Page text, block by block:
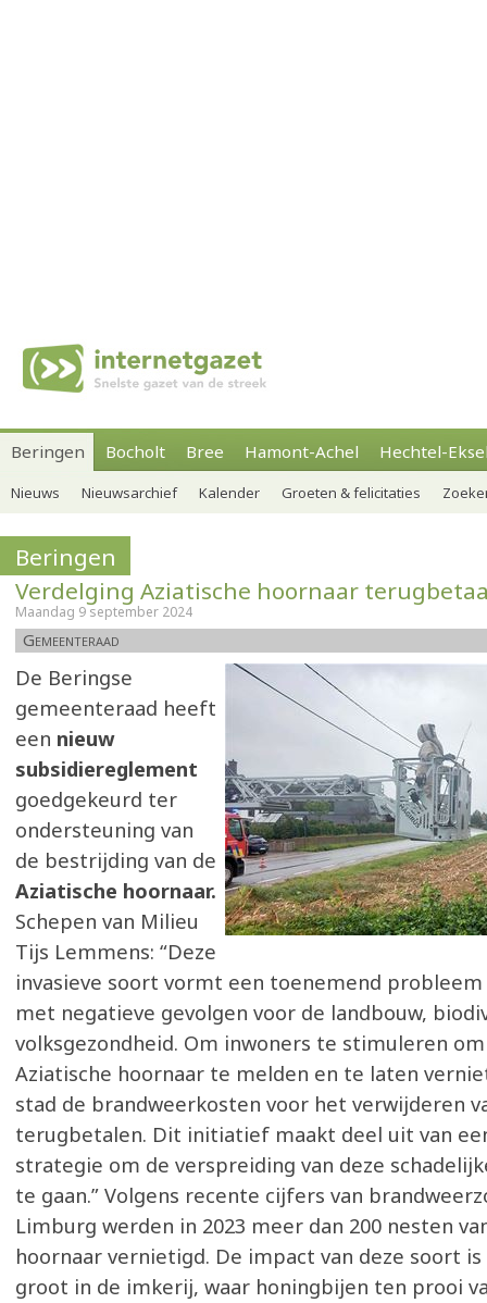
Beringen Bocholt Bree Hamont-Achel Hechtel-
Nieuws Nieuwsarchief Kalender Groeten & felicitaties
Beringen
Verdelging Aziatische hoornaar
Maandag 9 september 2024
Gemeenteraad
De Beringse
gemeenteraad heeft
een nieuw
subsidiereglement
goedgekeurd ter
ondersteuning van
de bestrijding van de
Aziatische hoornaar.
Schepen van Milieu
Tijs Lemmens: “Deze
invasieve soort vormt een toenemend
met negatieve gevolgen voor de landbouw,
volksgezondheid. Om inwoners te stimuleren
Aziatische hoornaar te melden en te laten
stad de brandweerkosten voor het verwijderen
terugbetalen. Dit initiatief maakt deel uit van
strategie om de verspreiding van deze
te gaan.” Volgens recente cijfers van
Limburg werden in 2023 meer dan 200 nesten
hoornaar vernietigd. De impact van deze soort
groot in de imkerij, waar honingbijen ten prooi